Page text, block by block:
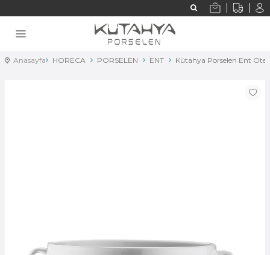
Anasayfa HORECA PORSELEN ENT Kütahya Porselen Ent Otel